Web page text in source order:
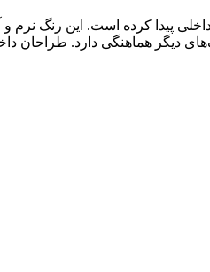
پیدا کرده است. این رنگ نرم
دیگر هماهنگی دارد. طراحان